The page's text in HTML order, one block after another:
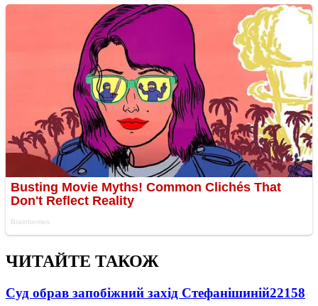
ЧИТАЙТЕ ТАКОЖ
Суд обрав запобіжний захід Стефанішиній22158